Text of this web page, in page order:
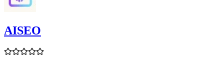
AISEO